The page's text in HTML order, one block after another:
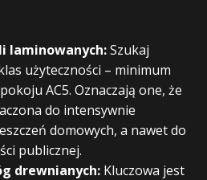
laminowanych:Szukaj
użyteczności – minimum
AC5. Oznaczają one, że
do intensywnie
domowych, a nawet do
publicznej.
drewnianych: Kluczowa jest